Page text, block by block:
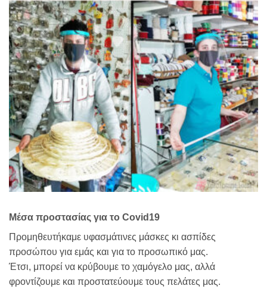
Μέσα προστασίας για το Covid19
Προμηθευτήκαμε υφασμάτινες μάσκες κι ασπίδες
προσώπου για εμάς και για το προσωπικό μας.
Έτσι, μπορεί να κρύβουμε το χαμόγελο μας, αλλά
φροντίζουμε και προστατεύουμε τους πελάτες μας.